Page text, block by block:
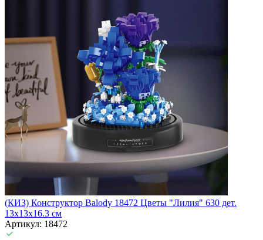
(КИЗ) Конструктор Balody 18472 Цветы "Лилия" 630 дет.
13x13x16.3 см
Артикул: 18472